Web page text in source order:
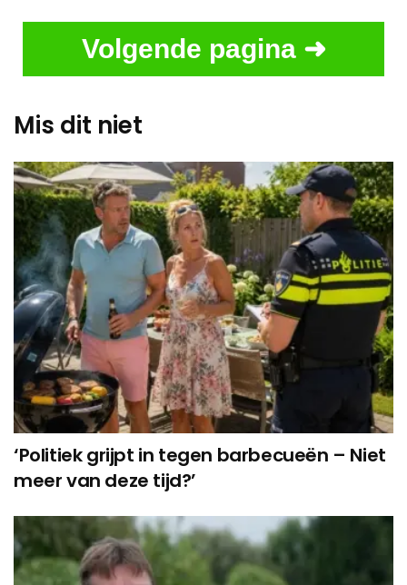
Volgende pagina ➜
Mis dit niet
‘Politiek grijpt in tegen barbecueën – Niet
meer van deze tijd?’